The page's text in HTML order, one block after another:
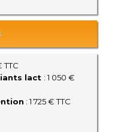
TTC
lact : 1 050 €
: 1 725 € TTC